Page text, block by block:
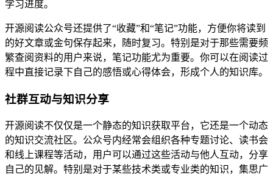
学习进度。
开源阅读公众号还提供了“收藏”和“笔记”功能，方便你将读到
的好文章或金句保存起来，随时复习。特别是对于那些需要频
繁查阅资料的用户来说，笔记功能尤为重要。你可以在阅读过
程中直接记录下自己的感悟或心得体会，形成个人的知识库。
社群互动与知识分享
开源阅读不仅仅是一个静态的知识获取平台，它还是一个动态
的知识交流社区。公众号内经常会组织各种专题讨论、读书会
和线上课程等活动，用户可以通过这些活动与他人互动，分享
自己的见解。特别是对于某些技术类或专业类的知识，集思广